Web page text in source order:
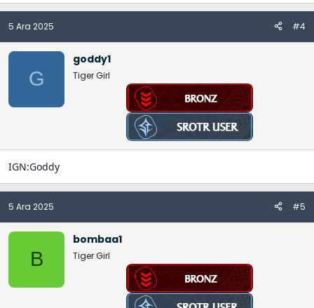
5 Ara 2025 #4
G
goddy1
Tiger Girl
IGN:Goddy
5 Ara 2025 #5
B
bombaa1
Tiger Girl